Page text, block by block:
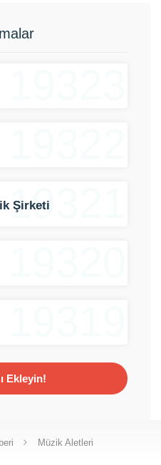
19321
Şirketi
Ekleyin!
Müzik Aletleri